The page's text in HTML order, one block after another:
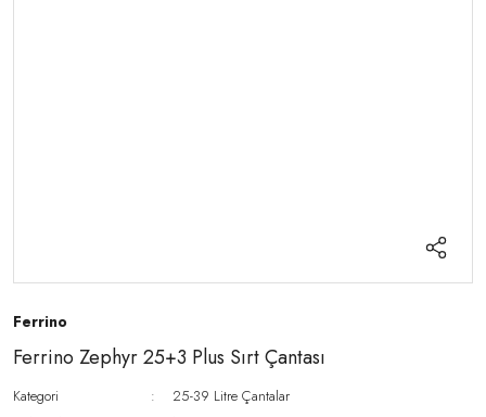
Ferrino
Ferrino Zephyr 25+3 Plus Sırt Çantası
Kategori
25-39 Litre Çantalar